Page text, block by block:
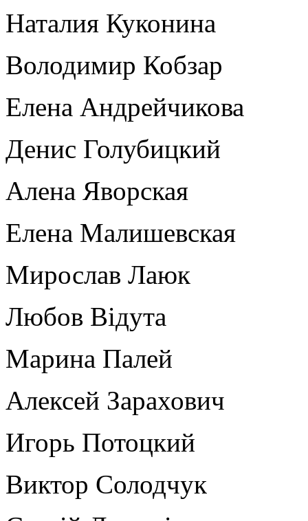
Наталия Куконина
Володимир Кобзар
Елена Андрейчикова
Денис Голубицкий
Алена Яворская
Елена Малишевская
Мирослав Лаюк
Любов Відута
Марина Палей
Алексей Зарахович
Игорь Потоцкий
Виктор Солодчук